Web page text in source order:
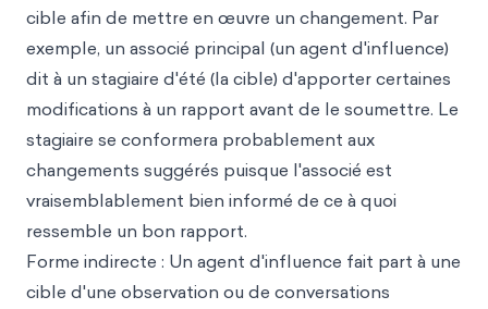
cible afin de mettre en œuvre un changement. Par
exemple, un associé principal (un agent d'influence)
dit à un stagiaire d'été (la cible) d'apporter certaines
modifications à un rapport avant de le soumettre. Le
stagiaire se conformera probablement aux
changements suggérés puisque l'associé est
vraisemblablement bien informé de ce à quoi
ressemble un bon rapport.
Forme indirecte : Un agent d'influence fait part à une
cible d'une observation ou de conversations